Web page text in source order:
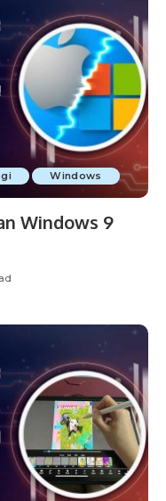
Windows
Windows 9